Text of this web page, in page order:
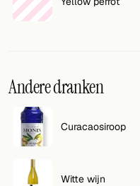
Andere dranken
Curacaosiroop
Witte wijn